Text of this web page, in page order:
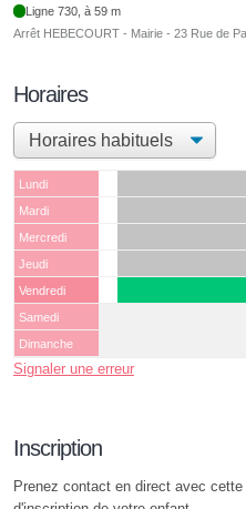
Ligne 730, à 59 m
Arrêt HEBECOURT - Mairie - 23 Rue de
Horaires
Lundi
Mardi
Mercredi
Jeudi
Vendredi
Samedi
Dimanche
Signaler une erreur
Inscription
Prenez contact en direct avec